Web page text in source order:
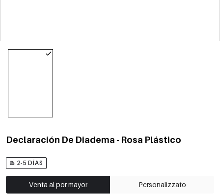
Declaración De Diadema - Rosa Plástico
2-5 DÍAS
Venta al por mayor Personalizzato